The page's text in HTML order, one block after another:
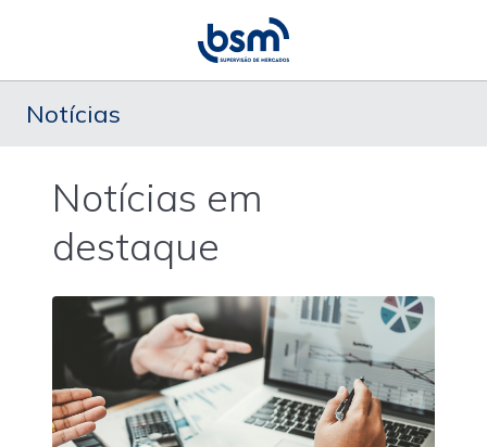
Notícias
Notícias em
destaque